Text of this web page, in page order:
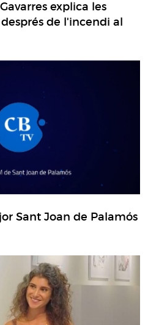
explica les
de l'incendi al
Sant Joan de Palamós